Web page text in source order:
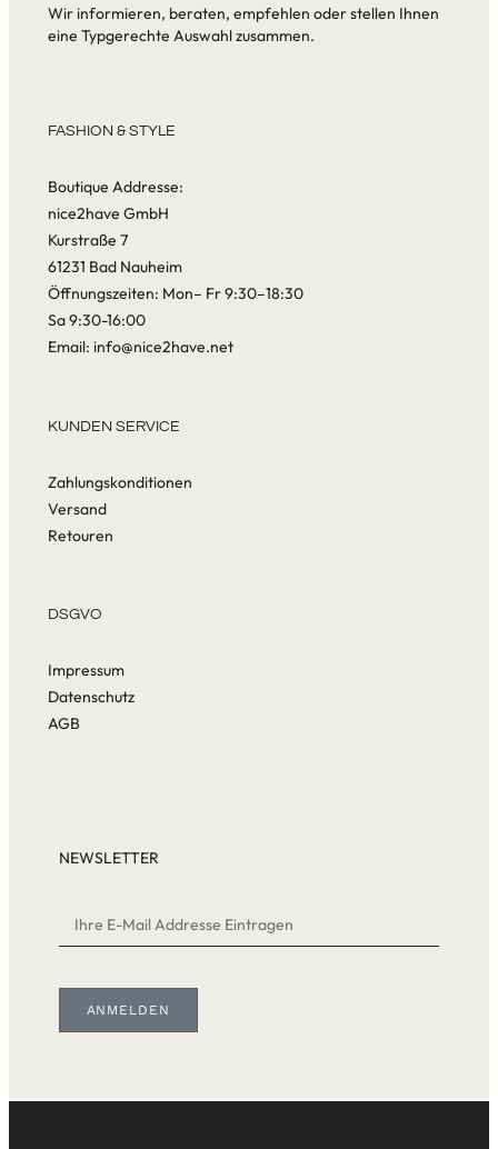
Wir informieren, beraten, empfehlen oder stellen Ihnen
eine Typgerechte Auswahl zusammen.
FASHION & STYLE
Boutique Addresse:
nice2have GmbH
Kurstraße 7
61231 Bad Nauheim
Öffnungszeiten: Mon– Fr 9:30–18:30
Sa 9:30-16:00
Email: info@nice2have.net
KUNDEN SERVICE
Zahlungskonditionen
Versand
Retouren
DSGVO
Impressum
Datenschutz
AGB
NEWSLETTER
ANMELDEN